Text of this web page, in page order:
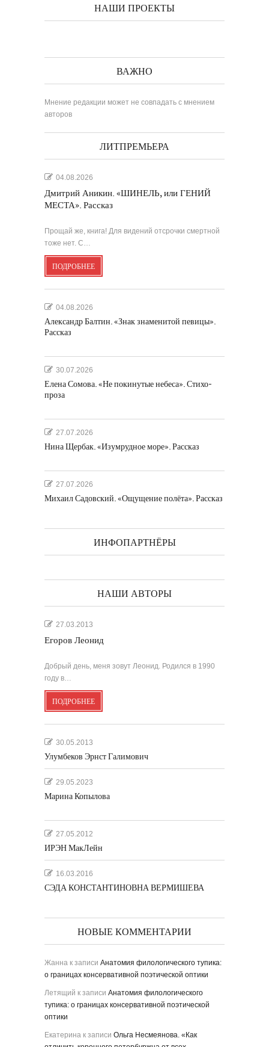
НАШИ ПРОЕКТЫ
ВАЖНО
Мнение редакции может не совпадать с мнением
авторов
ЛИТПРЕМЬЕРА
04.08.2026
Дмитрий Аникин. «ШИНЕЛЬ, или ГЕНИЙ
МЕСТА». Рассказ
Прощай же, книга! Для видений отсрочки смертной
тоже нет. С…
ПОДРОБНЕЕ
04.08.2026
Александр Балтин. «Знак знаменитой певицы».
Рассказ
30.07.2026
Елена Сомова. «Не покинутые небеса». Стихо-
проза
27.07.2026
Нина Щербак. «Изумрудное море». Рассказ
27.07.2026
Михаил Садовский. «Ощущение полёта». Рассказ
ИНФОПАРТНЁРЫ
НАШИ АВТОРЫ
27.03.2013
Егоров Леонид
Добрый день, меня зовут Леонид. Родился в 1990
году в…
ПОДРОБНЕЕ
30.05.2013
Улумбеков Эрнст Галимович
29.05.2023
Марина Копылова
27.05.2012
ИРЭН МакЛейн
16.03.2016
СЭДА КОНСТАНТИНОВНА ВЕРМИШЕВА
НОВЫЕ КОММЕНТАРИИ
Жанна к записи Анатомия филологического тупика:
о границах консервативной поэтической оптики
Летящий к записи Анатомия филологического
тупика: о границах консервативной поэтической
оптики
Екатерина к записи Ольга Несмеянова. «Как